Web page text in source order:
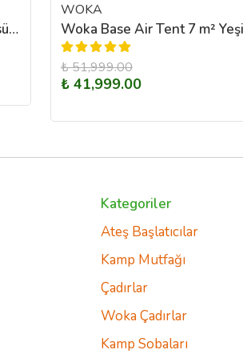
SHUFA GLAMPING Uzay Kapsülü Şişme Kamp Çadırı 350*300*200CM
WOKA
₺ 51,999.00
₺ 41,999.00
Kategoriler
Ateş Başlatıcılar
Kamp Mutfağı
Çadırlar
Woka Çadırlar
Kamp Sobaları